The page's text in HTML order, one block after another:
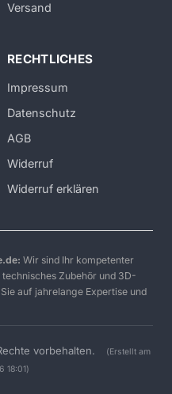
Versand
RECHTLICHES
Impressum
Datenschutz
AGB
Widerruf
Widerruf erklären
Wir sind Ihr kompetenter
Zubehör und 3D-
auf jahrelange Expertise und
vorbehalten.
(Erstellt am
18:01)